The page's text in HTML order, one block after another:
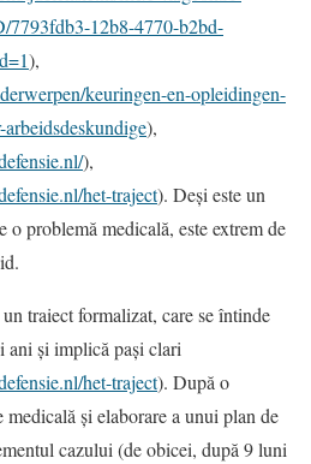
7793fdb3-12b8-4770-b2bd-
),
keuringen-en-opleidingen-
),
),
het-traject). Deși este un
o problemă medicală, este extrem de
traiect formalizat, care se întinde
ani și implică pași clari
het-traject). După o
și elaborare a unui plan de
cazului (de obicei, după 9 luni